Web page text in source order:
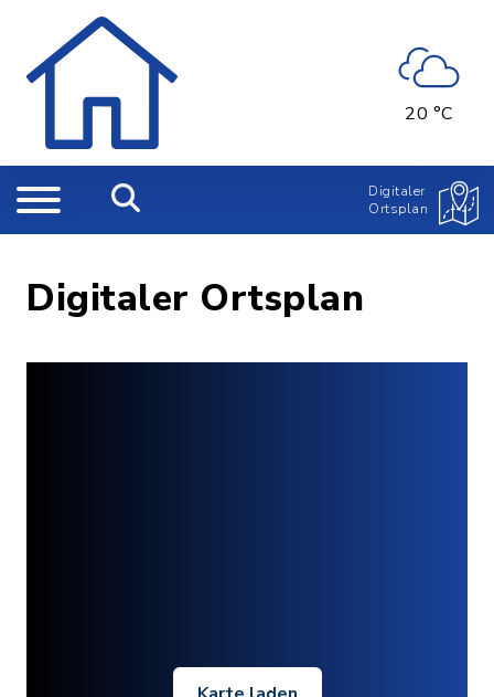
20 °C
Digitaler
Ortsplan
Digitaler Ortsplan